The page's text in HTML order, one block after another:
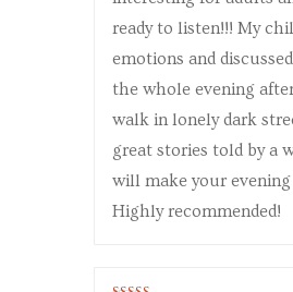
ready to listen!!! My
emotions and
the whole evening
walk in lonely dark
great stories told by a
will make your
Highly recommended!